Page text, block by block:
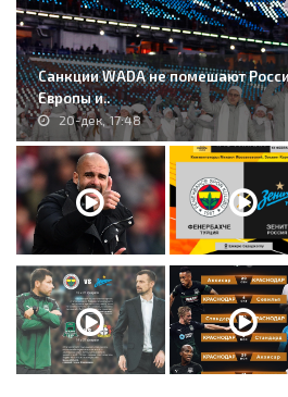
Санкции WADA не помешают
Европы и..
20-дек, 17:48